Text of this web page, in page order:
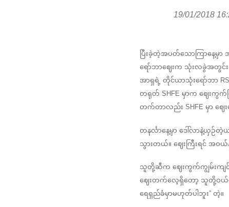
19/01/2018
ပြီးခဲ့တဲ့အပတ်သောကြာနေ့မှ
ရော်ဘာဈေးက သုံးလခွဲအတွင်
အာရှရဲ့ တိုင်ယာသုံးရော်ဘာ
တရုတ် SHFE မှာက ဈေးကွ
တက်တာလည်း SHFE မှာ ဈေး
တနင်္လာနေ့မှာ ဒေါ်လာနဲ့ယှဉ်တဲ့
သွားတယ်။ ဈေးကြီးရင် အဝယ်
သူတို့ဆီက ဈေးကွက်ကျွမ်းကျင်
ဈေးတက်လေ့ရှိတော့ သူတို့ဝယ်စု
ရေရှည်ခံမှာမဟုတ်ပါဘူး” တဲ့။